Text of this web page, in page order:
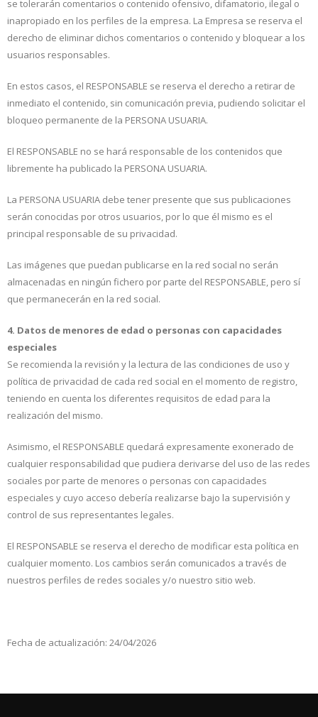
se tolerarán comentarios o contenido ofensivo, difamatorio, ilegal o
inapropiado en los perfiles de la empresa. La Empresa se reserva el
derecho de eliminar dichos comentarios o contenido y bloquear a los
usuarios responsables.
En estos casos, el RESPONSABLE se reserva el derecho a retirar de
inmediato el contenido, sin comunicación previa, pudiendo solicitar el
bloqueo permanente de la PERSONA USUARIA.
El RESPONSABLE no se hará responsable de los contenidos que
libremente ha publicado la PERSONA USUARIA.
La PERSONA USUARIA debe tener presente que sus publicaciones
serán conocidas por otros usuarios, por lo que él mismo es el
principal responsable de su privacidad.
Las imágenes que puedan publicarse en la red social no serán
almacenadas en ningún fichero por parte del RESPONSABLE, pero sí
que permanecerán en la red social.
4. Datos de menores de edad o personas con capacidades
especiales
Se recomienda la revisión y la lectura de las condiciones de uso y
política de privacidad de cada red social en el momento de registro,
teniendo en cuenta los diferentes requisitos de edad para la
realización del mismo.
Asimismo, el RESPONSABLE quedará expresamente exonerado de
cualquier responsabilidad que pudiera derivarse del uso de las redes
sociales por parte de menores o personas con capacidades
especiales y cuyo acceso debería realizarse bajo la supervisión y
control de sus representantes legales.
El RESPONSABLE se reserva el derecho de modificar esta política en
cualquier momento. Los cambios serán comunicados a través de
nuestros perfiles de redes sociales y/o nuestro sitio web.
Fecha de actualización: 24/04/2026